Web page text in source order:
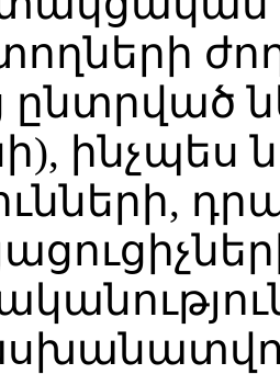
ընտրված
ինչպես